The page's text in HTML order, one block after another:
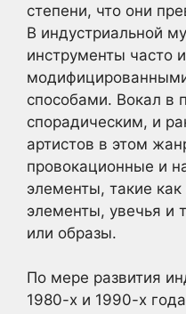
степени, что они
В индустриальной
инструменты часто
способами. Вокал в
спорадическим, и
артистов в этом
провокационные и
элементы, такие
элементы, увечья и
или образы.
По мере развития
1980-х и 1990-х